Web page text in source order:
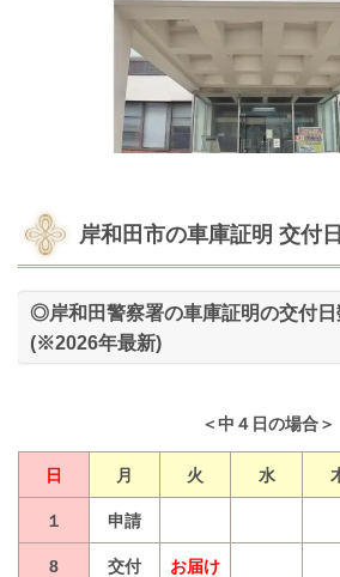
岸和田市の車庫証明 交付
◎岸和田警察署の車庫証明の交付日
(※2026年最新)
＜中４日の場合＞
日 月 火 水
１ 申請
8 交付 お届け